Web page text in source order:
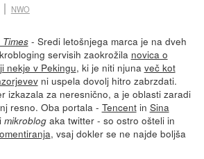
NWO
- Sredi letošnjega marca je na dveh
servisih zaokrožila novica o
nekje v Pekingu, ki je niti njuna več kot
ni uspela dovolj hitro zabrzdati.
izkazala za neresnično, a je oblasti zaradi
resno. Oba portala - Tencentin Sina
mikroblogaka twitter - so ostro ošteli in
, vsaj dokler se ne najde boljša